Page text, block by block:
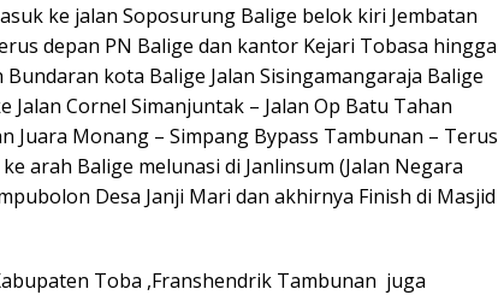
ke jalan Soposurung Balige belok kiri Jembatan
depan PN Balige dan kantor Kejari Tobasa hingga
kota Balige Jalan Sisingamangaraja Balige
Jalan Cornel Simanjuntak – Jalan Op Batu Tahan
Juara Monang – Simpang Bypass Tambunan – Terus
arah Balige melunasi di Janlinsum (Jalan Negara
Desa Janji Mari dan akhirnya Finish di Masjid
Toba ,Franshendrik Tambunan juga